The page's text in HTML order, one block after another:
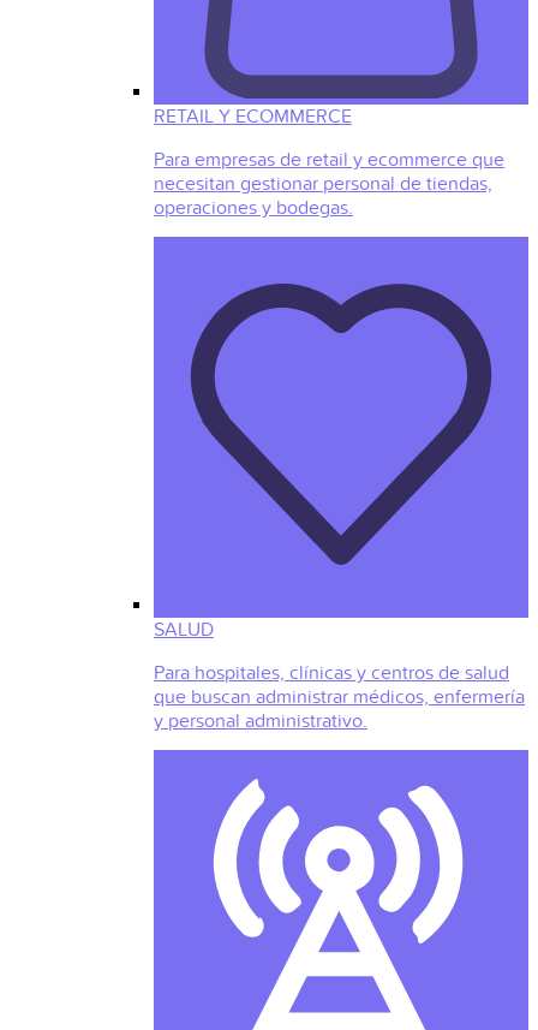
RETAIL Y ECOMMERCE
Para empresas de retail y ecommerce que
necesitan gestionar personal de tiendas,
operaciones y bodegas.
SALUD
Para hospitales, clínicas y centros de salud
que buscan administrar médicos, enfermería
y personal administrativo.